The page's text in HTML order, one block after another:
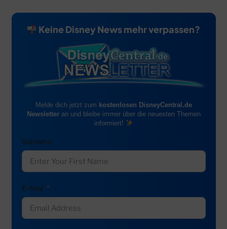
Keine Disney News mehr verpassen?
Melde dich jetzt zum kostenlosen DisneyCentral.de
Newsletteran und bleibe immer über die neuesten Themen
informiert!
Vorname
E-Mail